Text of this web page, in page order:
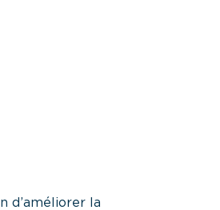
d’améliorer la